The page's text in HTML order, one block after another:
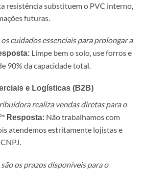
resistência substituem o PVC interno,
futuras.
cuidados essenciais para prolongar a
Limpe bem o solo, use forros e
90% da capacidade total.
e Logísticas (B2B)
realiza vendas diretas para o
* Resposta: Não trabalhamos com
atendemos estritamente lojistas e
os prazos disponíveis para o